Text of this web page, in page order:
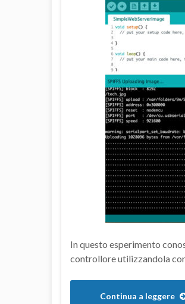
In questo esperimento
controllore utilizzandola
Continua a leggere